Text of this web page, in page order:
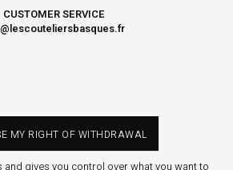
CUSTOMER SERVICE
MY RIGHT OF WITHDRAWAL
gives you control over what you want to